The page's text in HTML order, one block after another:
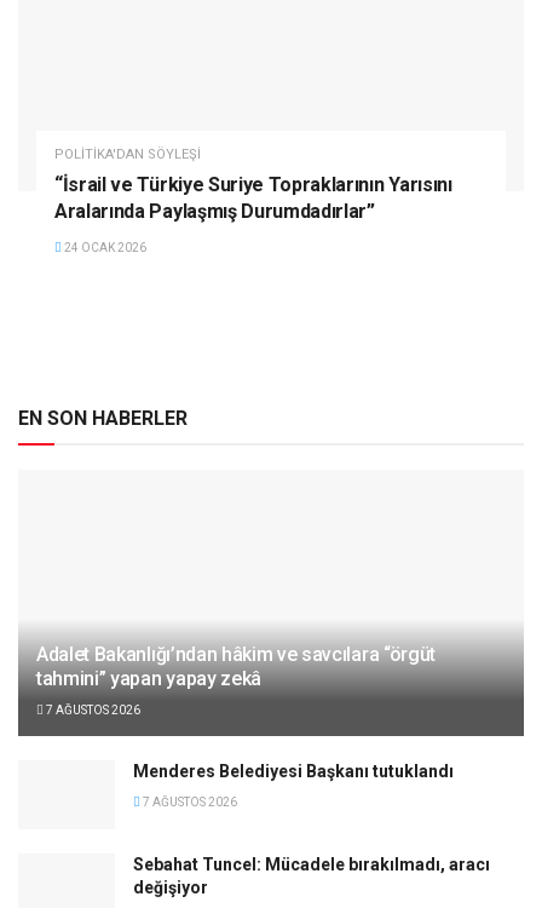
POLITIKA'DAN SÖYLEŞI
“İsrail ve Türkiye Suriye Topraklarının Yarısını
Aralarında Paylaşmış Durumdadırlar”
24 OCAK 2026
EN SON HABERLER
Adalet Bakanlığı’ndan hâkim ve savcılara “örgüt
tahmini” yapan yapay zekâ
7 AĞUSTOS 2026
Menderes Belediyesi Başkanı tutuklandı
7 AĞUSTOS 2026
Sebahat Tuncel: Mücadele bırakılmadı, aracı
değişiyor